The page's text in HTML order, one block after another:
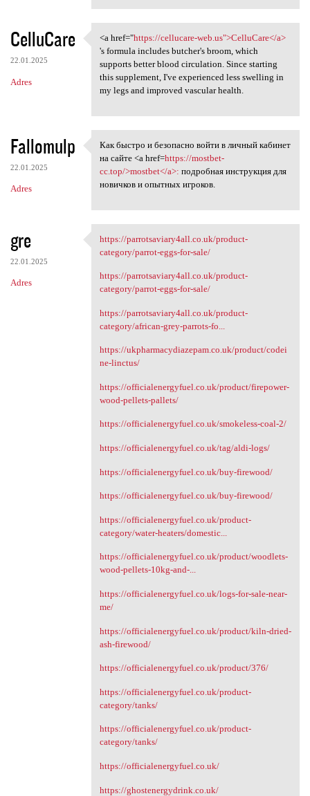
CelluCare
22.01.2025
Adres
<a href="https://cellucare
<a href="https://cellucare-web.us">CelluCare</a>
's formula includes butcher's broom, which
supports better blood circulation. Since starting
this supplement, I've experienced less swelling in
my legs and improved vascular health.
Fallomulp
22.01.2025
Adres
Как быстро и безопасно войти
Как быстро и безопасно войти в личный кабинет
на сайте <a href=https://mostbet-
cc.top/>mostbet</a>: подробная инструкция для
новичков и опытных игроков.
gre
22.01.2025
Adres
https://parrotsaviary4all.co
https://parrotsaviary4all.co.uk/product-
category/parrot-eggs-for-sale/
https://parrotsaviary4all.co.uk/product-
category/parrot-eggs-for-sale/
https://parrotsaviary4all.co.uk/product-
category/african-grey-parrots-fo...
https://ukpharmacydiazepam.co.uk/product/codei
ne-linctus/
https://officialenergyfuel.co.uk/product/firepower-
wood-pellets-pallets/
https://officialenergyfuel.co.uk/smokeless-coal-2/
https://officialenergyfuel.co.uk/tag/aldi-logs/
https://officialenergyfuel.co.uk/buy-firewood/
https://officialenergyfuel.co.uk/buy-firewood/
https://officialenergyfuel.co.uk/product-
category/water-heaters/domestic...
https://officialenergyfuel.co.uk/product/woodlets-
wood-pellets-10kg-and-...
https://officialenergyfuel.co.uk/logs-for-sale-near-
me/
https://officialenergyfuel.co.uk/product/kiln-dried-
ash-firewood/
https://officialenergyfuel.co.uk/product/376/
https://officialenergyfuel.co.uk/product-
category/tanks/
https://officialenergyfuel.co.uk/product-
category/tanks/
https://officialenergyfuel.co.uk/
https://ghostenergydrink.co.uk/